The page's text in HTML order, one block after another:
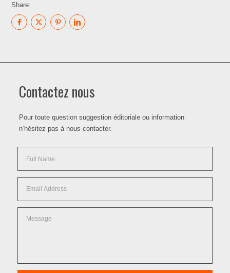
Share:
Contactez nous
Pour toute question suggestion éditoriale ou information
n’hésitez pas à nous contacter.